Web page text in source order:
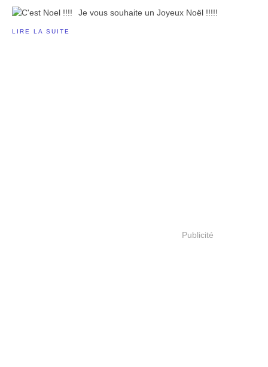
Je vous souhaite un Joyeux Noël !!!!!
LIRE LA SUITE
Publicité